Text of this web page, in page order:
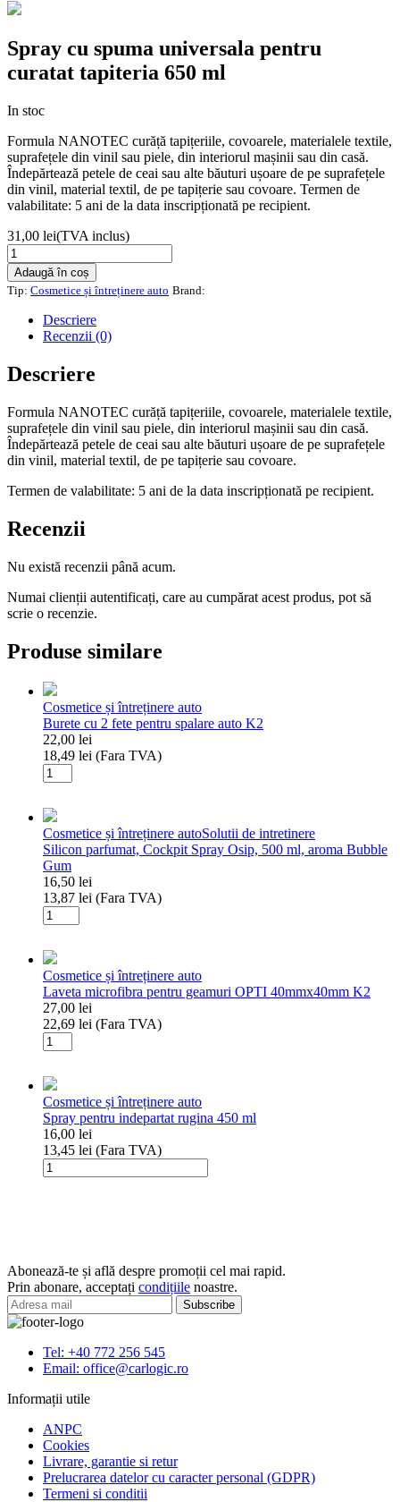
Spray cu spuma universala pentru
curatat tapiteria 650 ml
In stoc
Formula NANOTEC curăță tapițeriile, covoarele, materialele textile,
suprafețele din vinil sau piele, din interiorul mașinii sau din casă.
Îndepărtează petele de ceai sau alte băuturi ușoare de pe suprafețele
din vinil, material textil, de pe tapițerie sau covoare. Termen de
valabilitate: 5 ani de la data inscripționată pe recipient.
31,00 lei(TVA inclus)
Cantitate
Spray
cu
spuma
universala
pentru
curatat
tapiteria
650
Adaugă în coș
Tip: Cosmetice și întreținere auto Brand:
Descriere
Recenzii (0)
Descriere
Formula NANOTEC curăță tapițeriile, covoarele, materialele textile,
suprafețele din vinil sau piele, din interiorul mașinii sau din casă.
Îndepărtează petele de ceai sau alte băuturi ușoare de pe suprafețele
din vinil, material textil, de pe tapițerie sau covoare.
Termen de valabilitate: 5 ani de la data inscripționată pe recipient.
Recenzii
Nu există recenzii până acum.
Numai clienții autentificați, care au cumpărat acest produs, pot să
scrie o recenzie.
Produse similare
Cosmetice și întreținere auto
Burete cu 2 fete pentru spalare auto K2
22,00 lei
18,49 lei (Fara TVA)
Cantitate
Burete
2
fete
pentru
spalare
auto
K2
Cosmetice și întreținere autoSolutii de intretinere
Silicon parfumat, Cockpit Spray Osip, 500 ml, aroma Bubble
Gum
16,50 lei
13,87 lei (Fara TVA)
Cantitate
Silicon
Cockpit
Spray
Osip,
500
ml,
aroma
Gum
Cosmetice și întreținere auto
Laveta microfibra pentru geamuri OPTI 40mmx40mm K2
27,00 lei
22,69 lei (Fara TVA)
Cantitate
Laveta
pentru
geamuri
OPTI
40mmx40mm
K2
Cosmetice și întreținere auto
Spray pentru indepartat rugina 450 ml
16,00 lei
13,45 lei (Fara TVA)
Cantitate
Spray
Abonează-te și află despre promoții cel mai rapid.
Prin abonare, acceptați condițiile noastre.
Tel: +40 772 256 545
Email: office@carlogic.ro
Informații utile
ANPC
Cookies
Livrare, garantie si retur
Prelucrarea datelor cu caracter personal (GDPR)
Termeni si conditii